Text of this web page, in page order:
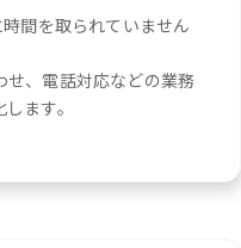
間を取られていません
、電話対応などの業務
ます。